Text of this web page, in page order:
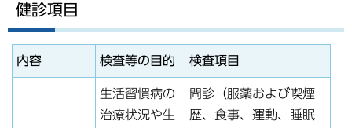
健診項目
内容 検査等の目的 検査項目
生活習慣病の
治療状況や生
問診（服薬および喫煙
歴、食事、運動、睡眠